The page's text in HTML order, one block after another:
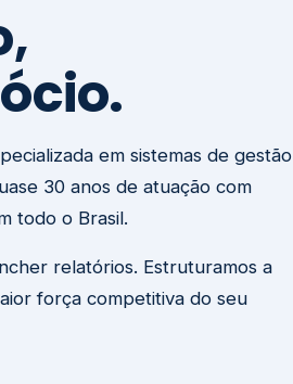
em sistemas de gestão
30 anos de atuação com
todo o Brasil.
relatórios. Estruturamos a
força competitiva do seu